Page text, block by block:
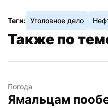
Теги: Уголовное дело
Также по
Погода
Ямальцам